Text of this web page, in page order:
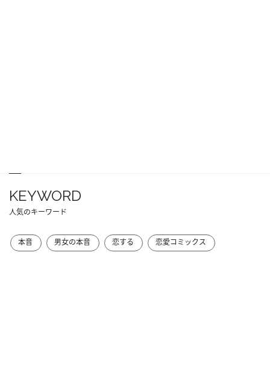
KEYWORD
人気のキーワード
本音 男女の本音 恋する 恋愛コミックス